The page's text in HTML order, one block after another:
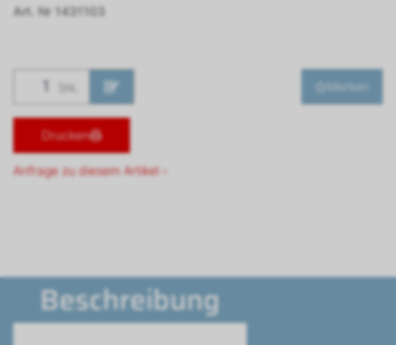
Art. Nr 1431103
Stk. Merken
Drucken
Anfrage zu diesem Artikel ›
Beschreibung